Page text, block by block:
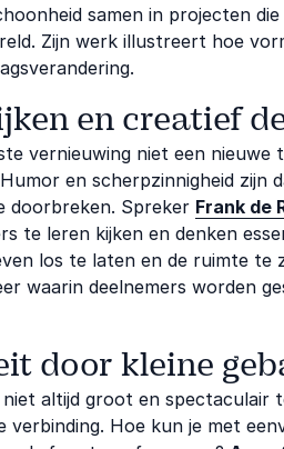
samen in projecten
Zijn werk illustreert hoe
en creatief
vernieuwing niet een nieuwe
en scherpzinnigheid zijn
doorbreken. Spreker Frank de
te leren kijken en denken
los te laten en de ruimte
waarin deelnemers worden
door kleine
altijd groot en spectaculair
verbinding. Hoe kun je met